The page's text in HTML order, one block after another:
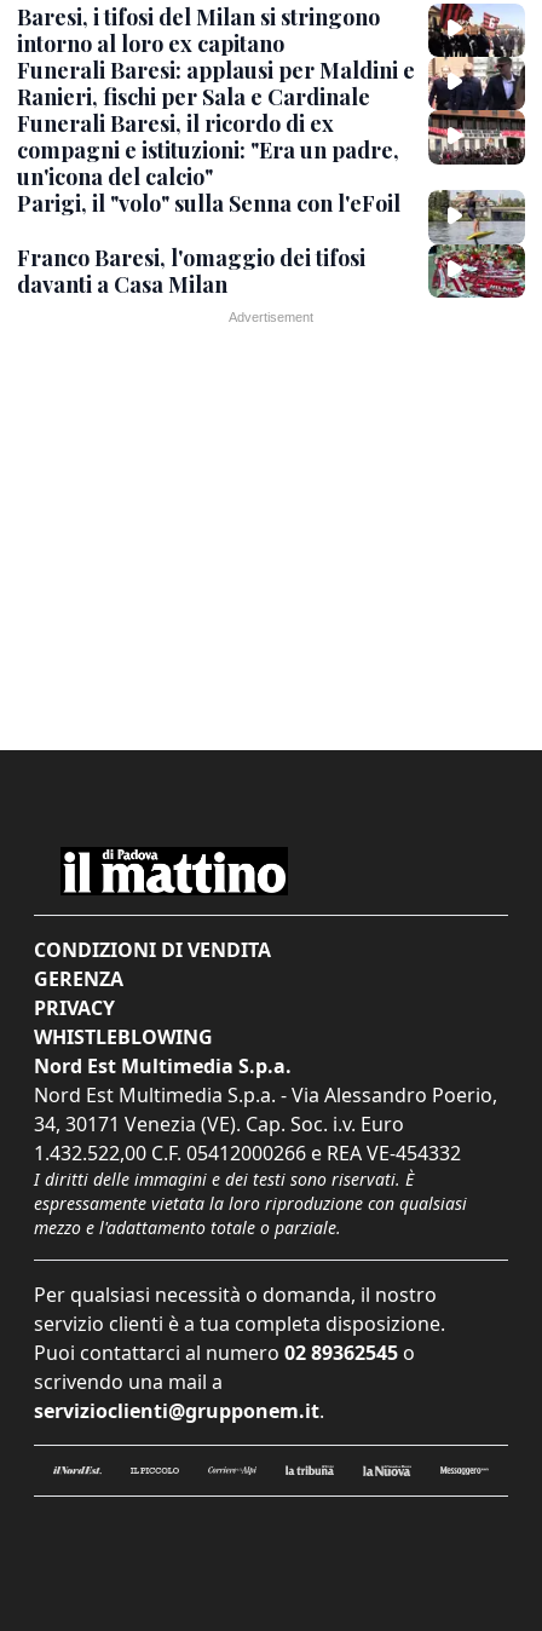
Baresi, i tifosi del Milan si stringono
intorno al loro ex capitano
Funerali Baresi: applausi per Maldini e
Ranieri, fischi per Sala e Cardinale
Funerali Baresi, il ricordo di ex
compagni e istituzioni: "Era un padre,
un'icona del calcio"
Parigi, il "volo" sulla Senna con l'eFoil
Franco Baresi, l'omaggio dei tifosi
davanti a Casa Milan
CONDIZIONI DI VENDITA
GERENZA
PRIVACY
WHISTLEBLOWING
Nord Est Multimedia S.p.a.
Nord Est Multimedia S.p.a. - Via Alessandro Poerio,
34, 30171 Venezia (VE). Cap. Soc. i.v. Euro
1.432.522,00 C.F. 05412000266 e REA VE-454332
I diritti delle immagini e dei testi sono riservati. È
espressamente vietata la loro riproduzione con qualsiasi
mezzo e l'adattamento totale o parziale.
Per qualsiasi necessità o domanda, il nostro
servizio clienti è a tua completa disposizione.
Puoi contattarci al numero 02 89362545 o
scrivendo una mail a
servizioclienti@grupponem.it.